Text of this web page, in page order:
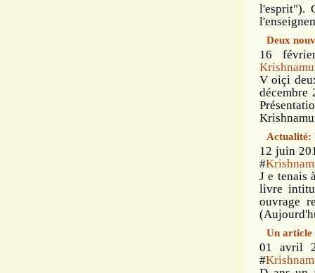
l'esprit").
Deux
16
V oiçi
Actualité:
12 juin
#
J e tenais
livre
ouvrage
Un article
01 avril
#